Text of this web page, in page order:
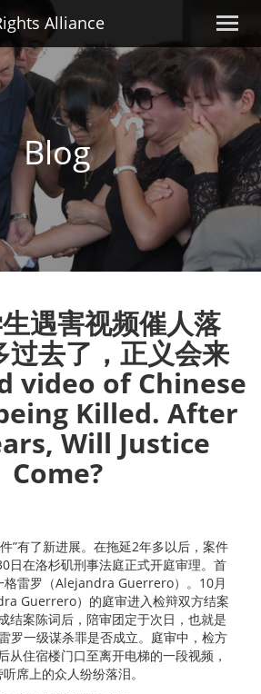
Alliance
Blog
遇害视频催人落
过去了，正义会来
video of Chinese
Killed. After
Will Justice
Come?
”有了新进展。在拖延2年多以后，案件
日在洛杉矶刑事法庭正式开庭审理。首
格雷罗（Alejandra Guerrero）。10月
Guerrero）的庭审进入检辩双方结案
结案陈词后，陪审团定于次日，也就是
罗一级谋杀罪是否成立。庭审中，检方
从住宿楼门口至离开电梯的一段视频，
席上的众人纷纷落泪。